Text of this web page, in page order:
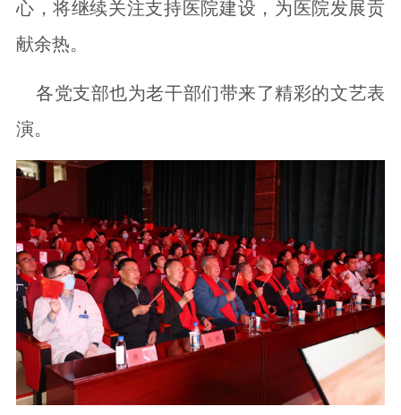
心，将继续关注支持医院建设，为医院发展贡
献余热。
各党支部也为老干部们带来了精彩的文艺表
演。